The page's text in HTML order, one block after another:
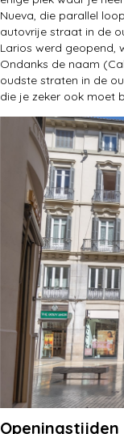
Nueva, die parallel
autovrije straat in de
Larios werd geopend,
Ondanks de naam
oudste straten in de
die je zeker ook moet
Openingstijden